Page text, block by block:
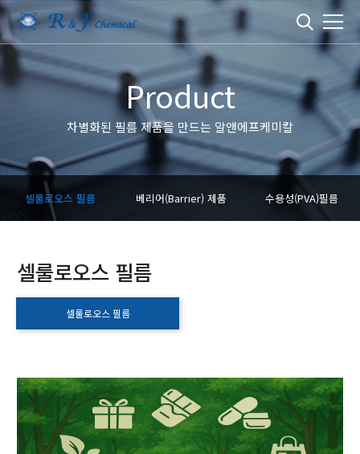
Product
차별화된 필름 제품을 만드는 알앤에프케미칼
셀룰로오스 필름 베리어(Barrier) 제품 수용성(PVA)필름
셀룰로오스 필름
셀룰로오스 필름